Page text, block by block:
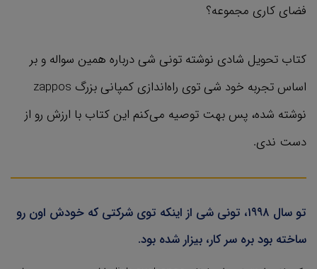
فضای کاری مجموعه؟
کتاب تحویل شادی نوشته تونی شی درباره همین سواله و بر
اساس تجربه خود شی توی راه‌اندازی کمپانی بزرگ zappos
نوشته شده، پس بهت توصیه می‌کنم این کتاب با ارزش رو از
دست ندی.
تو سال ۱۹۹۸، تونی شی از اینکه توی شرکتی که خودش اون رو
ساخته بود بره سر کار، بیزار شده بود.